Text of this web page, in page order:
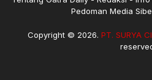
Pedoman Media
Copyright © 2026. PT. SURYA